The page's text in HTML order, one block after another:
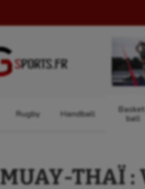
Rugby Handball
Basket-
ball
MUAY-THAÏ :